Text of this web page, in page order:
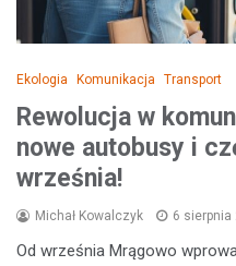
Ekologia Komunikacja Transport
Rewolucja w
nowe autobusy i
września!
Michał Kowalczyk 6 sierpnia
Od września Mrągowo